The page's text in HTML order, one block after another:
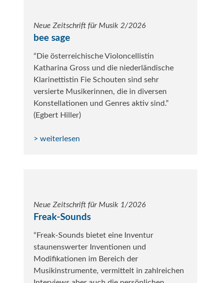
Neue Zeitschrift für Musik 2/2026
bee sage
“Die österreichische Violoncellistin
Katharina Gross und die niederländische
Klarinettistin Fie Schouten sind sehr
versierte Musikerinnen, die in diversen
Konstellationen und Genres aktiv sind.”
(Egbert Hiller)
> weiterlesen
Neue Zeitschrift für Musik 1/2026
Freak-Sounds
“Freak-Sounds bietet eine Inventur
staunenswerter Inventionen und
Modifikationen im Bereich der
Musikinstrumente, vermittelt in zahlreichen